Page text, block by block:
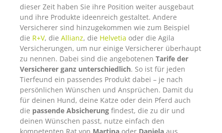
dieser Zeit haben Sie ihre Position weiter ausgebaut
und ihre Produkte ideenreich gestaltet. Andere
Versicherer sind hinzugekommen wie zum Beispiel
die R+V, die Allianz, die Helvetia oder die Agila
Versicherungen, um nur einige Versicherer überhaupt
zu nennen. Dabei sind die angebotenen Tarife der
Versicherer ganz unterschiedlich. So ist für jeden
Tierfeund ein passendes Produkt dabei – je nach
persönlichen Wünschen und Ansprüchen. Damit du
für deinen Hund, deine Katze oder dein Pferd auch
die passende Absicherung findest, die zu dir und
deinen Wünschen passt, nutze einfach den